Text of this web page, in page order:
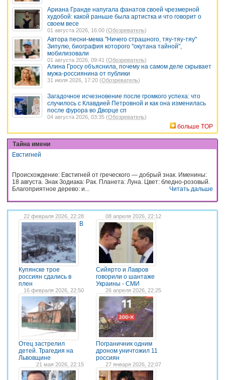
Ариана Гранде напугала фанатов своей чрезмерной
худобой: какой раньше была артистка и что говорит о
своем весе
01 августа 2026, 16:00 (Обозреватель)
Автора песни-мема "Ничего страшного, тяу-тяу-тяу"
Зипулю, биография которого "окутана тайной",
мобилизовали
01 августа 2026, 09:41 (Обозреватель)
Алина Гросу объяснила, почему на самом деле скрывает
мужа-россиянина от публики
31 июля 2026, 17:20 (Обозреватель)
Загадочное исчезновение после громкого успеха: что
случилось с Клавдией Петровной и как она изменилась
после фурора во Дворце сп
04 августа 2026, 03:35 (Обозреватель)
больше TOP
Тайна имени
Евстигней
Происхождение: Евстигней от греческого — добрый знак. Именины:
18 августа. Знак Зодиака: Рак. Планета: Луна. Цвет: бледно-розовый.
Благоприятное дерево: и...
Читать дальше
22 февраля 2026, 22:28
В
Купянске трое
россиян сдались в
плен
08 апреля 2026, 22:12
Сийярто и Лавров
говорили о шантаже
Украины - СМИ
16 февраля 2026, 22:50
Отец застрелил
детей. Трагедия на
Львовщине
26 апреля 2026, 22:25
Пограничник одним
дроном уничтожил 11
россиян
21 мая 2026, 22:15 27 января 2026, 22:07